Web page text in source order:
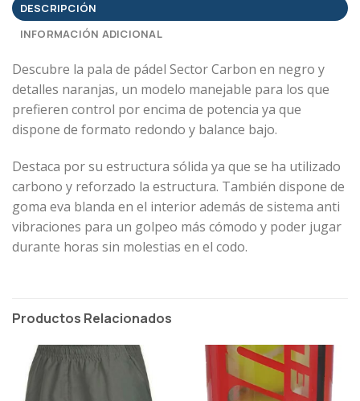
DESCRIPCIÓN
INFORMACIÓN ADICIONAL
Descubre la pala de pádel Sector Carbon en negro y
detalles naranjas, un modelo manejable para los que
prefieren control por encima de potencia ya que
dispone de formato redondo y balance bajo.
Destaca por su estructura sólida ya que se ha utilizado
carbono y reforzado la estructura. También dispone de
goma eva blanda en el interior además de sistema anti
vibraciones para un golpeo más cómodo y poder jugar
durante horas sin molestias en el codo.
Productos Relacionados